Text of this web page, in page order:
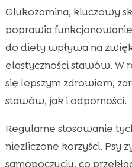
Glukozamina, kluczowy
poprawia
do diety wpływa na
elastyczności stawów. W
się lepszym zdrowiem,
stawów, jak i odporności.
Regularne stosowanie
niezliczone korzyści. Psy
samopoczuciu, co